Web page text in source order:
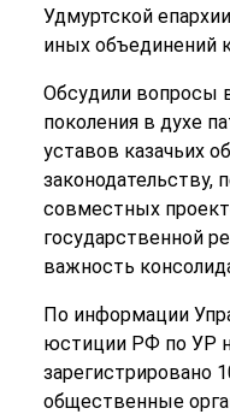
Удмуртской
иных объединений
Обсудили вопросы
поколения в духе
уставов казачьих
законодательству,
совместных
государственной
важность
По информации
юстиции РФ по УР
зарегистрировано
общественные